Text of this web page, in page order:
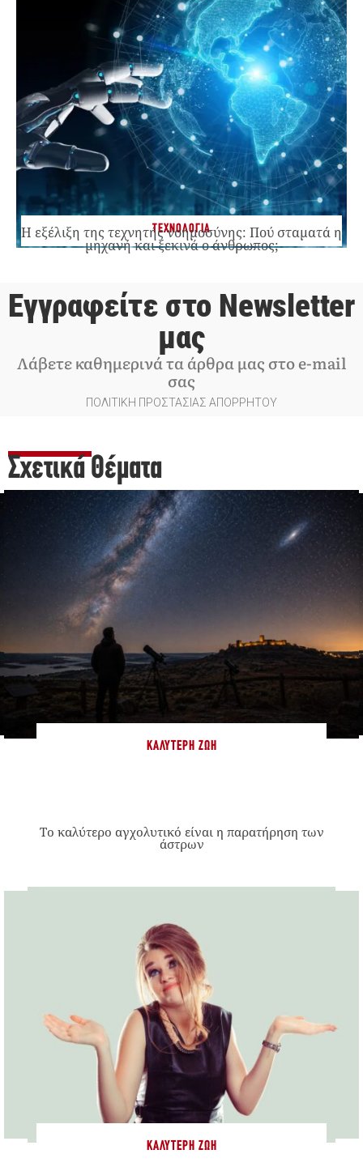
ΤΕΧΝΟΛΟΓΙΑ
Η εξέλιξη της τεχνητής νοημοσύνης: Πού σταματά η
μηχανή και ξεκινά ο άνθρωπος;
Εγγραφείτε στο Newsletter
μας
Λάβετε καθημερινά τα άρθρα μας στο e-mail
σας
ΠΟΛΙΤΙΚΗ ΠΡΟΣΤΑΣΙΑΣ ΑΠΟΡΡΗΤΟΥ
Σχετικά Θέματα
ΚΑΛΎΤΕΡΗ ΖΩΉ
Το καλύτερο αγχολυτικό είναι η παρατήρηση των
άστρων
ΚΑΛΎΤΕΡΗ ΖΩΉ